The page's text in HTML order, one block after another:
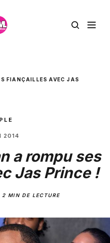
FIANÇAILLES AVEC JAS
2014
a rompu ses
Jas Prince !
2 MIN DE LECTURE